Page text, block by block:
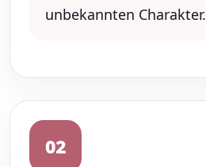
unbekannten Charakter.
02